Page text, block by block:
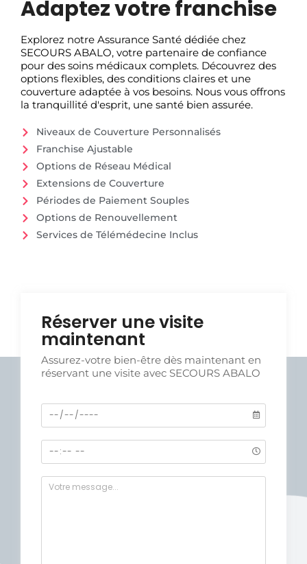
Adaptez votre franchise
Explorez notre Assurance Santé dédiée chez
SECOURS ABALO, votre partenaire de confiance
pour des soins médicaux complets. Découvrez des
options flexibles, des conditions claires et une
couverture adaptée à vos besoins. Nous vous offrons
la tranquillité d'esprit, une santé bien assurée.
Niveaux de Couverture Personnalisés
Franchise Ajustable
Options de Réseau Médical
Extensions de Couverture
Périodes de Paiement Souples
Options de Renouvellement
Services de Télémédecine Inclus
Réserver une visite
maintenant
Assurez-votre bien-être dès maintenant en
réservant une visite avec SECOURS ABALO